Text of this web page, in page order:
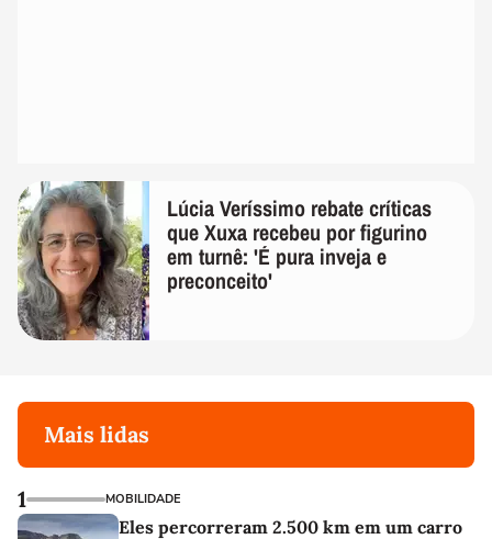
Lúcia Veríssimo rebate críticas
que Xuxa recebeu por figurino
em turnê: 'É pura inveja e
preconceito'
Mais lidas
1 MOBILIDADE
Eles percorreram 2.500 km em um carro